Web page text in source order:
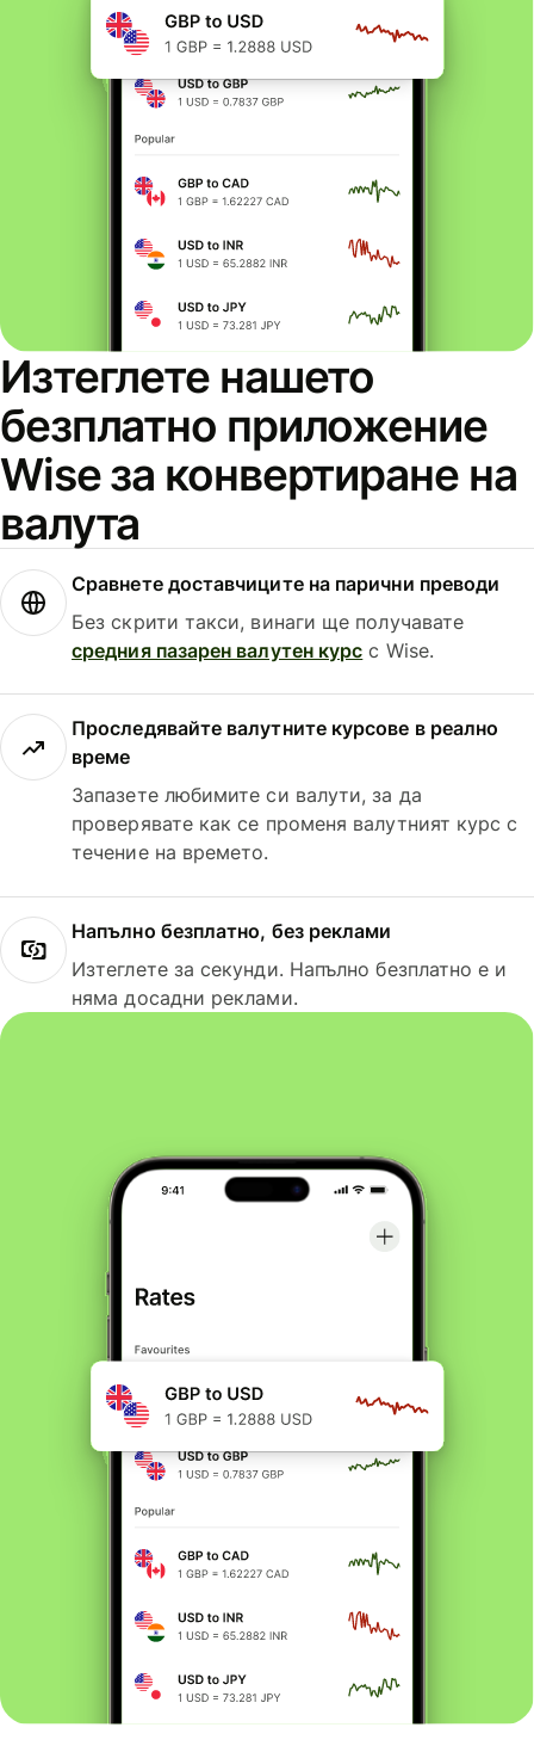
Изтеглете нашето
безплатно приложение
Wise за конвертиране на
валута
Сравнете доставчиците на парични преводи
Без скрити такси, винаги ще получавате
средния пазарен валутен курс с Wise.
Проследявайте валутните курсове в реално
време
Запазете любимите си валути, за да
проверявате как се променя валутният курс с
течение на времето.
Напълно безплатно, без реклами
Изтеглете за секунди. Напълно безплатно е и
няма досадни реклами.